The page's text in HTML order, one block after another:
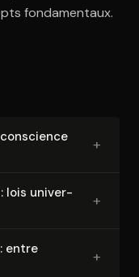
fondamentaux.
+
: lois uni­ver­
+
entre
+